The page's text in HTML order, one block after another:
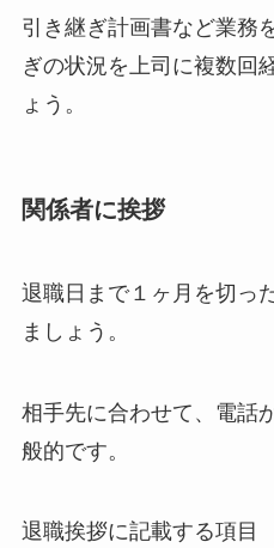
引き継ぎ計画書など業務
ぎの状況を上司に複数回
ょう。
関係者に挨拶
退職日まで１ヶ月を切っ
ましょう。
相手先に合わせて、電話
般的です。
退職挨拶に記載する項目